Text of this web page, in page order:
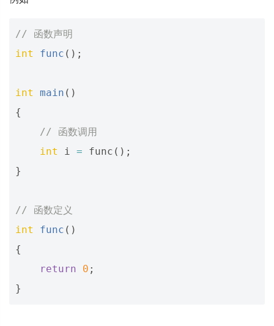
// 函数声明
int
func ();
int main ()
{
// 函数调用
int
i = func ();
}
// 函数定义
int
func ()
{
return
0 ;
}